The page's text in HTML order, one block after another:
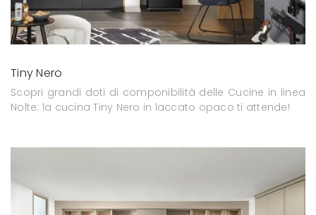
Tiny Nero
Scopri grandi doti di componibilità delle Cucine in linea
Nolte: la cucina Tiny Nero in laccato opaco ti attende!